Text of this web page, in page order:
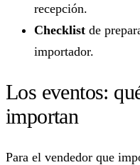
recepción.
Checklist de
importador.
Los eventos:
importan
Para el vendedor que